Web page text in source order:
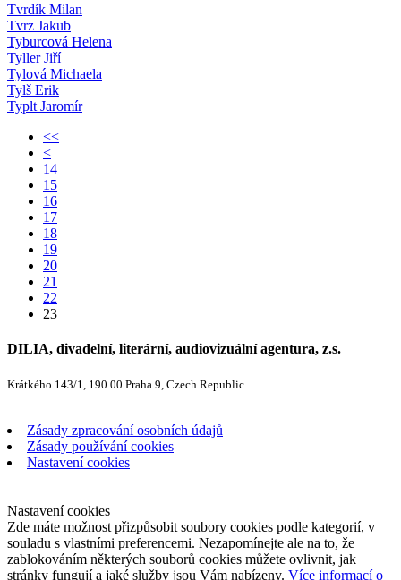
Tvrdík Milan
Tvrz Jakub
Tyburcová Helena
Tyller Jiří
Tylová Michaela
Tylš Erik
Typlt Jaromír
<<
<
14
15
16
17
18
19
20
21
22
23
DILIA, divadelní, literární, audiovizuální agentura, z.s.
Krátkého 143/1, 190 00 Praha 9, Czech Republic
Zásady zpracování osobních údajů
Zásady používání cookies
Nastavení cookies
Nastavení cookies
Zde máte možnost přizpůsobit soubory cookies podle kategorií, v
souladu s vlastními preferencemi. Nezapomínejte ale na to, že
zablokováním některých souborů cookies můžete ovlivnit, jak
stránky fungují a jaké služby jsou Vám nabízeny. Více informací o